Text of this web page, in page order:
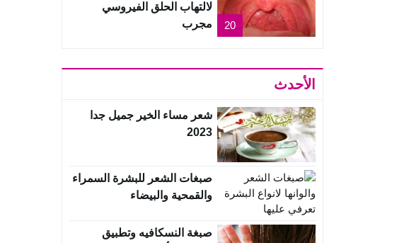
20
لالتهاب الحلق الفيروسي
مجرب
الأحدث
شعر مساء الخير جميل جدا
2023
صبغات الشعر للبشرة السمراء
والقمحية والبيضاء
صبغة النسكافيه وتطبيق